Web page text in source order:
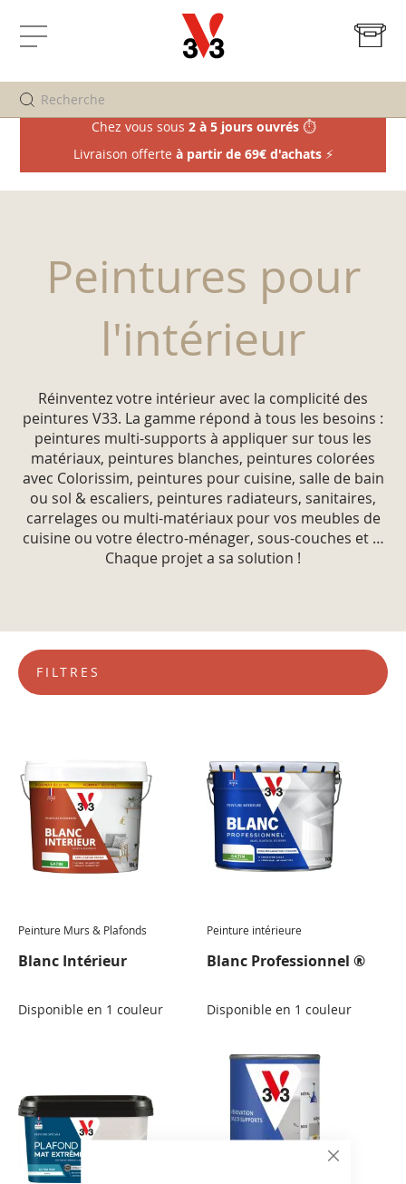
CLOSE
Affichage
navigation
Chez vous sous 2 à 5 jours ouvrés ⏱️
Livraison offerte à partir de 69€ d'achats ⚡
Peintures pour
l'intérieur
Réinventez votre intérieur avec la complicité des
peintures V33. La gamme répond à tous les besoins :
peintures multi-supports à appliquer sur tous les
matériaux, peintures blanches, peintures colorées
avec Colorissim, peintures pour cuisine, salle de bain
ou sol & escaliers, peintures radiateurs, sanitaires,
carrelages ou multi-matériaux pour vos meubles de
cuisine ou votre électro-ménager, sous-couches et …
Chaque projet a sa solution !
Peinture Murs & Plafonds
Blanc Intérieur
Disponible en 1 couleur
Peinture intérieure
Blanc Professionnel ®
Disponible en 1 couleur
FILTRES